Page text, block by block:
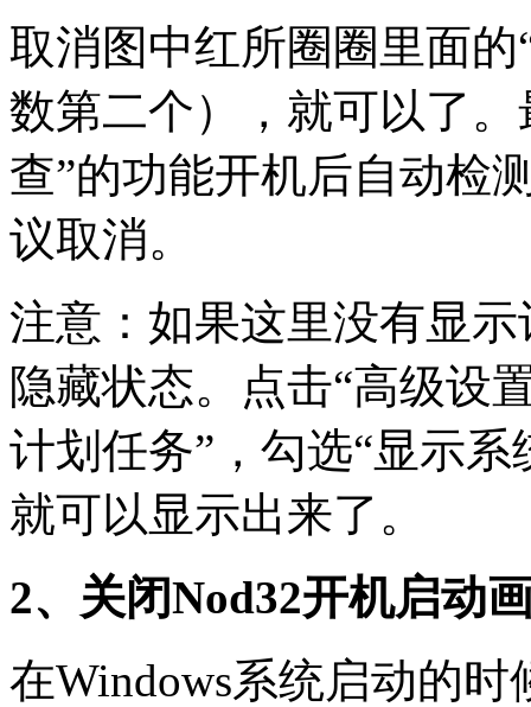
取消图中红所圈圈里面
数第二个），就可以了
查”的功能开机后自动检
议取消。
注意：如果这里没有显
隐藏状态。点击“高级设
计划任务”，勾选“显示
就可以显示出来了。
2、关闭Nod32开机启动
在Windows系统启动的